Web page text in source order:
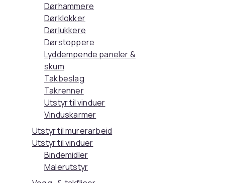
Dørhammere
Dørklokker
Dørlukkere
Dørstoppere
Lyddempende paneler &
skum
Takbeslag
Takrenner
Utstyr til vinduer
Vinduskarmer
Utstyr til murerarbeid
Utstyr til vinduer
Bindemidler
Malerutstyr